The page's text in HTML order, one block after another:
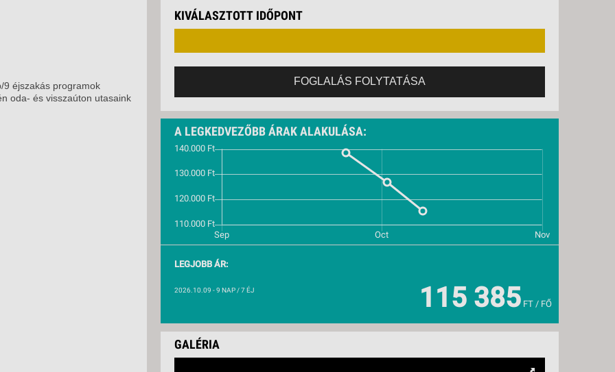
TOURS
GALÉRIA
A LEGKEDVEZŐBB ÁRAK ALAKULÁSA:
LEGJOBB ÁR:
2026.10.09 - 9 NAP / 7 ÉJ 115 385 FT / FŐ
KIVÁLASZTOTT IDŐPONT
FOGLALÁS FOLYTATÁSA
9 éjszakás programok
oda- és visszaúton utasaink